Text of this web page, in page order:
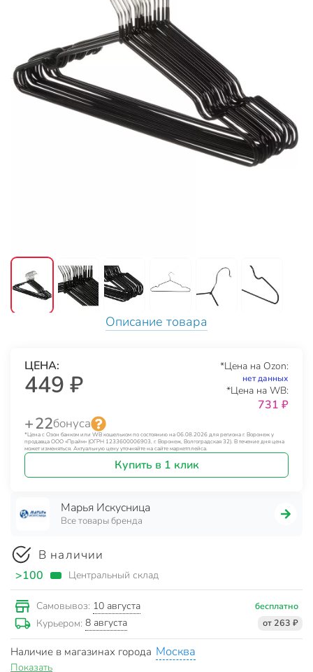
Описание товара
ЦЕНА:
449 ₽
*Цена на Ozon:
нет данных
*Цена на WB:
731 ₽
+ 22бонуса
*Цена с Озон банком или WB кошельком по состоянию на 06.08.2026 для региона г. Воронеж у
продавца ООО «Прайм» (ОГРН 1233600006903, г. Воронеж, Волгоградская 32). В течение дня цена
может изменяться. Актуальную цену уточняйте на сайте маркетплейса.
Купить в 1 клик
Марья Искусница
Все товары бренда
В наличии
>100 Центральный склад
Самовывоз: 10 августа бесплатно
Курьером: 8 августа от 263 ₽
Наличие в магазинах города Москва
Показать